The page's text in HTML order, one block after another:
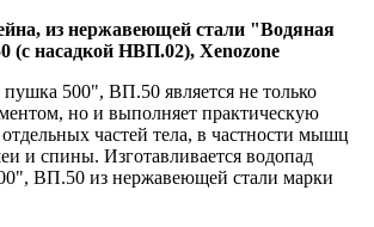
из нержавеющей стали "Водяная
(с насадкой НВП.02), Xenozone
500", ВП.50 является не только
но и выполняет практическую
частей тела, в частности мышц
и спины. Изготавливается водопад
ВП.50 из нержавеющей стали марки